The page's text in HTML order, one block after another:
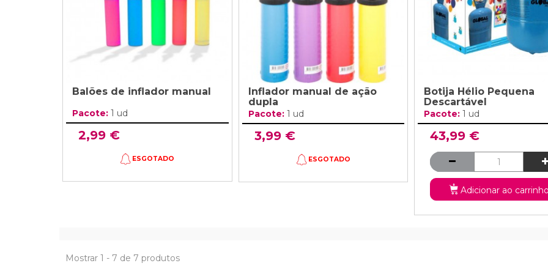
Balões de inflador manual
Pacote: 1 ud
2,99 €
ESGOTADO
Inflador manual de ação
dupla
Pacote: 1 ud
3,99 €
ESGOTADO
Botija Hélio Pequena
Descartável
Pacote: 1 ud
43,99 €
Adicionar ao
Mostrar 1 - 7 de 7 produtos